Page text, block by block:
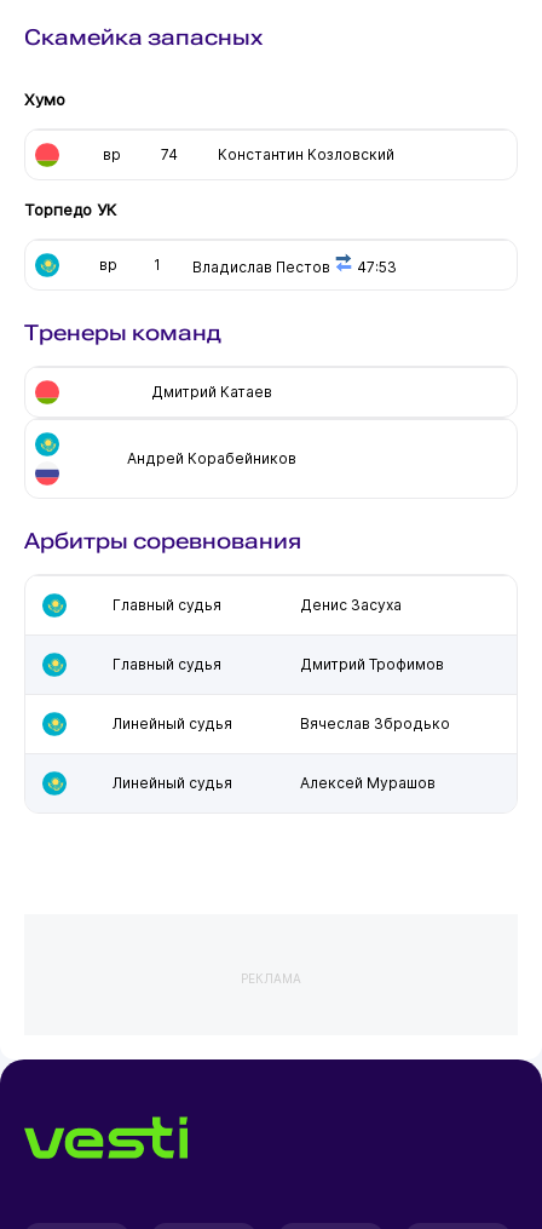
Скамейка запасных
Хумо
вр 74 Константин Козловский
Торпедо УК
вр 1 Владислав Пестов 47:53
Тренеры команд
Дмитрий Катаев
Андрей Корабейников
Арбитры соревнования
Главный судья Денис Засуха
Главный судья Дмитрий Трофимов
Линейный судья Вячеслав Збродько
Линейный судья Алексей Мурашов
РЕКЛАМА